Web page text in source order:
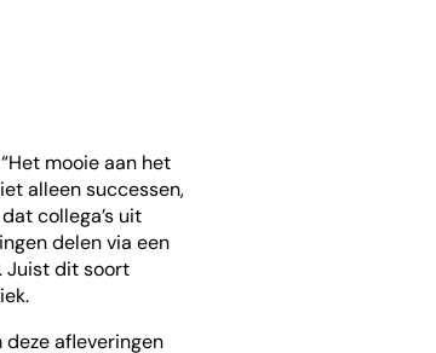
mooie aan het
alleen successen,
collega’s uit
delen via een
Juist dit soort
deze afleveringen